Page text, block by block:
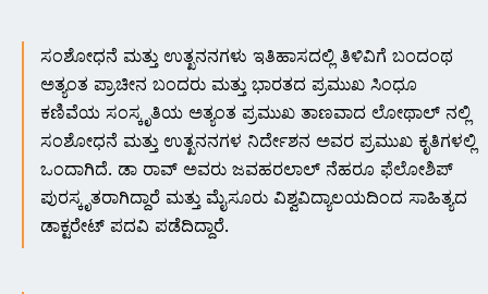
ಸಂಶೋಧನೆ ಮತ್ತು ಉತ್ಖನನಗಳು ಇತಿಹಾಸದಲ್ಲಿ ತಿಳಿವಿಗೆ ಬಂದಂಥ
ಅತ್ಯಂತ ಪ್ರಾಚೀನ ಬಂದರು ಮತ್ತು ಭಾರತದ ಪ್ರಮುಖ ಸಿಂಧೂ
ಕಣಿವೆಯ ಸಂಸ್ಕೃತಿಯ ಅತ್ಯಂತ ಪ್ರಮುಖ ತಾಣವಾದ ಲೋಥಾಲ್ ನಲ್ಲಿ
ಸಂಶೋಧನೆ ಮತ್ತು ಉತ್ಖನನಗಳ ನಿರ್ದೇಶನ ಅವರ ಪ್ರಮುಖ ಕೃತಿಗಳಲ್ಲಿ
ಒಂದಾಗಿದೆ. ಡಾ ರಾವ್ ಅವರು ಜವಹರಲಾಲ್ ನೆಹರೂ ಫೆಲೋಶಿಪ್
ಪುರಸ್ಕೃತರಾಗಿದ್ದಾರೆ ಮತ್ತು ಮೈಸೂರು ವಿಶ್ವವಿದ್ಯಾಲಯದಿಂದ ಸಾಹಿತ್ಯದ
ಡಾಕ್ಟರೇಟ್ ಪದವಿ ಪಡೆದಿದ್ದಾರೆ.